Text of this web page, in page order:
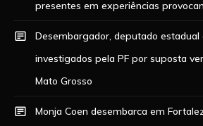
presentes em experiências
Desembargador, deputado estadual
investigados pela PF por suposta
Mato Grosso
Monja Coen desembarca em